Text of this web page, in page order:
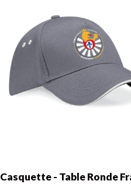
Casquette - Table Ronde